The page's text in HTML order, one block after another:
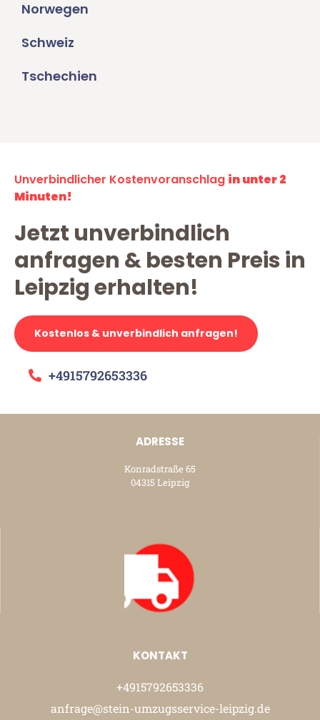
Norwegen
Schweiz
Tschechien
Unverbindlicher Kostenvoranschlag in unter 2
Minuten!
Jetzt unverbindlich
anfragen & besten Preis in
Leipzig erhalten!
Kostenlos & unverbindlich anfragen!
+4915792653336
ADRESSE
Konradstraße 65
04315 Leipzig
KONTAKT
+4915792653336
anfrage@stein-umzugsservice-leipzig.de